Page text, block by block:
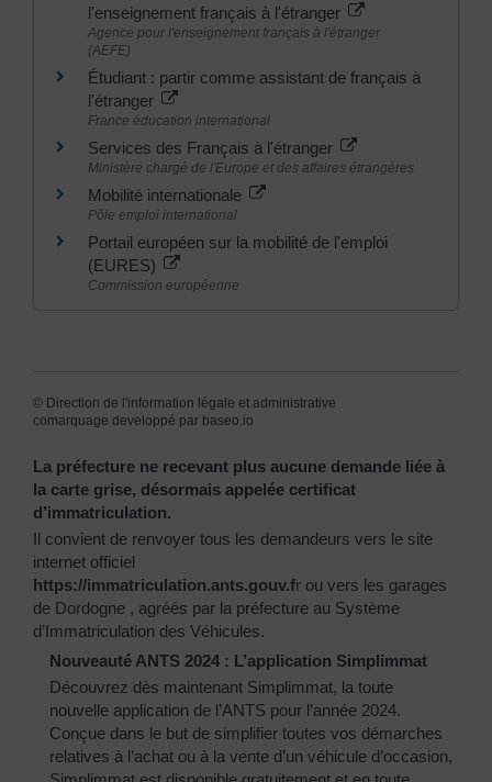
l'enseignement français à l'étranger
Agence pour l'enseignement français à l'étranger
(AEFE)
Étudiant : partir comme assistant de français à
l'étranger
France éducation international
Services des Français à l'étranger
Ministère chargé de l'Europe et des affaires étrangères
Mobilité internationale
Pôle emploi international
Portail européen sur la mobilité de l'emploi
(EURES)
Commission européenne
© Direction de l'information légale et administrative
comarquage developpé par baseo.io
La préfecture ne recevant plus aucune demande liée à
la carte grise, désormais appelée certificat
d’immatriculation.
Il convient de renvoyer tous les demandeurs vers le site
internet officiel
https://immatriculation.ants.gouv.fr ou vers les garages
de Dordogne , agréés par la préfecture au Système
d’Immatriculation des Véhicules.
Nouveauté ANTS 2024 : L’application Simplimmat
Découvrez dès maintenant Simplimmat, la toute
nouvelle application de l’ANTS pour l’année 2024.
Conçue dans le but de simplifier toutes vos démarches
relatives à l’achat ou à la vente d’un véhicule d’occasion,